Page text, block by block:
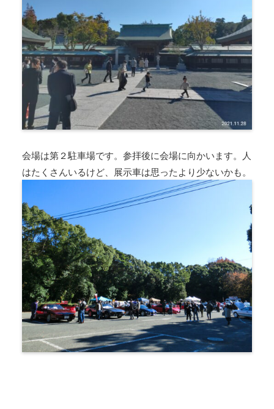
会場は第２駐車場です。参拝後に会場に向かいます。人
はたくさんいるけど、展示車は思ったより少ないかも。